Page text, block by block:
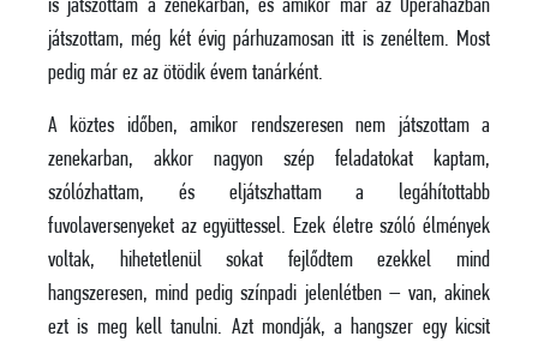
is játszottam a zenekarban, és amikor már az Operaházban
játszottam, még két évig párhuzamosan itt is zenéltem. Most
pedig már ez az ötödik évem tanárként.
A köztes időben, amikor rendszeresen nem játszottam a
zenekarban, akkor nagyon szép feladatokat kaptam,
szólózhattam, és eljátszhattam a legáhítottabb
fuvolaversenyeket az együttessel. Ezek életre szóló élmények
voltak, hihetetlenül sokat fejlődtem ezekkel mind
hangszeresen, mind pedig színpadi jelenlétben – van, akinek
ezt is meg kell tanulni. Azt mondják, a hangszer egy kicsit